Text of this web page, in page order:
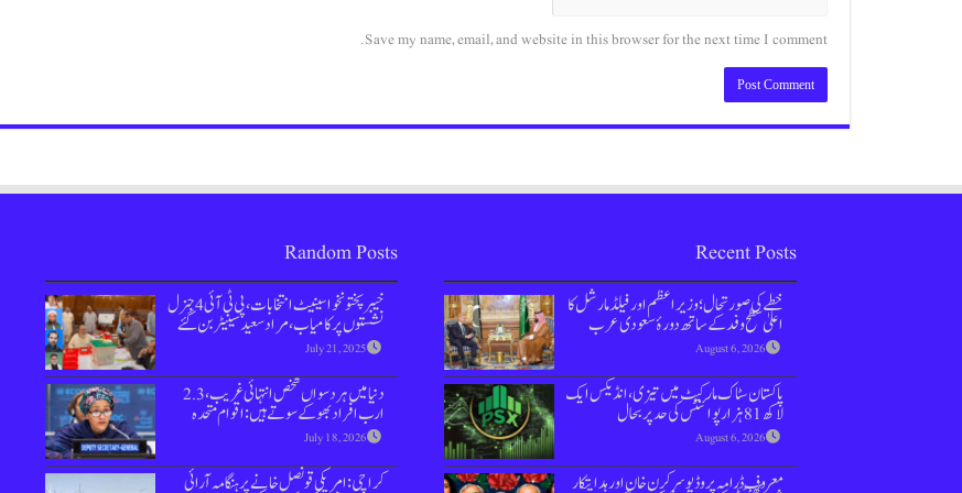
Save my name, email, and website in this browser for the next time I comment.
Random Posts
خیبر پختونخوا سینیٹ انتخابات، پی ٹی آئی 4 جنرل
نشستوں پر کامیاب، مراد سعید سینیٹر بن گئے
July 21, 2025
دنیا میں ہر دسواں شخص انتہائی غریب،2.3
ارب افراد بھوکے سوتے ہیں: اقوام متحدہ
July 18, 2026
کراچی: امریکی قونصل خانے پر ہنگامہ آرائی
Recent Posts
خطے کی صورتحال؛ وزیراعظم اور فیلڈ مارشل کا
اعلیٰ سطح وفد کے ساتھ دورۂ سعودی عرب
August 6, 2026
پاکستان سٹاک مارکیٹ میں تیزی،انڈیکس ایک
لاکھ 81 ہزار پوائنٹس کی حد پر بحال
August 6, 2026
معروف ڈرامہ پروڈیوسر کرن خان اور ہدایتکار